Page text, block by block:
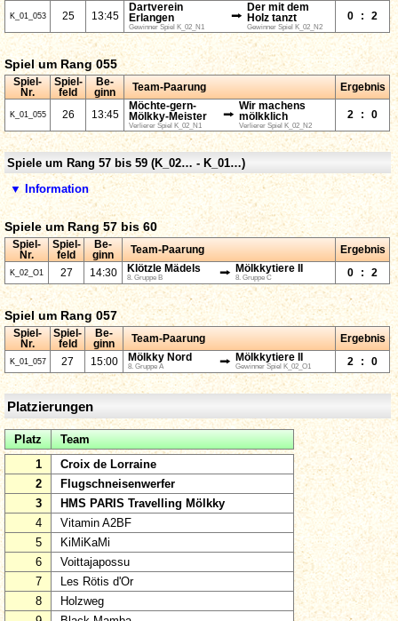
K_01_053 25 13:45
Dartverein
Erlangen
Gewinner Spiel K_02_N1
⭢
Der mit dem
Holz tanzt
Gewinner Spiel K_02_N2
0 : 2
Spiel um Rang 055
Spiel-
Nr.
Spiel-
feld
Be-
ginn
Team-Paarung Ergebnis
K_01_055 26 13:45
Möchte-gern-
Mölkky-Meister
Verlierer Spiel K_02_N1
⭢
Wir machens
mölkklich
Verlierer Spiel K_02_N2
2 : 0
Spiele um Rang 57 bis 59 (K_02… - K_01…)
▼ Information
Spiele um Rang 57 bis 60
Spiel-
Nr.
Spiel-
feld
Be-
ginn
Team-Paarung Ergebnis
K_02_O1 27 14:30 Klötzle Mädels
8. Gruppe B ⭢ Mölkkytiere II
8. Gruppe C 0 : 2
Spiel um Rang 057
Spiel-
Nr.
Spiel-
feld
Be-
ginn
Team-Paarung Ergebnis
K_01_057 27 15:00 Mölkky Nord
8. Gruppe A ⭢ Mölkkytiere II
Gewinner Spiel K_02_O1 2 : 0
Platzierungen
Platz
Team
1
Croix de Lorraine
2
Flugschneisenwerfer
3
HMS PARIS Travelling Mölkky
4
Vitamin A2BF
5
KiMiKaMi
6
Voittajapossu
7
Les Rötis d'Or
8
Holzweg